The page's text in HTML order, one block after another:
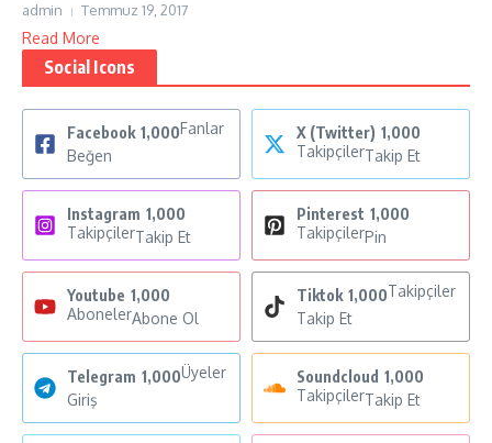
admin Temmuz 19, 2017
Read More
Social Icons
Facebook 1,000Fanlar
Beğen
X (Twitter) 1,000
TakipçilerTakip Et
Instagram 1,000
TakipçilerTakip Et
Pinterest 1,000
TakipçilerPin
Youtube 1,000
AbonelerAbone Ol
Tiktok 1,000Takipçiler
Takip Et
Telegram 1,000Üyeler
Giriş
Soundcloud 1,000
TakipçilerTakip Et